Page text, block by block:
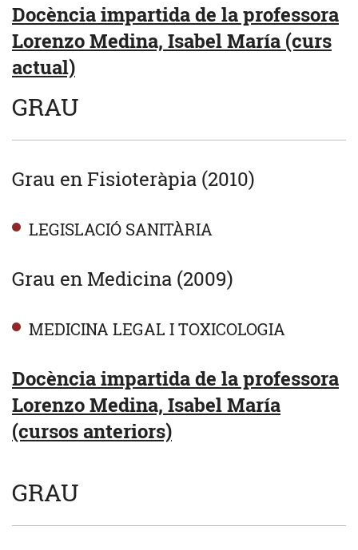
Docència impartida de la professora
Lorenzo Medina, Isabel María (curs
actual)
GRAU
Grau en Fisioteràpia (2010)
LEGISLACIÓ SANITÀRIA
Grau en Medicina (2009)
MEDICINA LEGAL I TOXICOLOGIA
Docència impartida de la professora
Lorenzo Medina, Isabel María
(cursos anteriors)
GRAU